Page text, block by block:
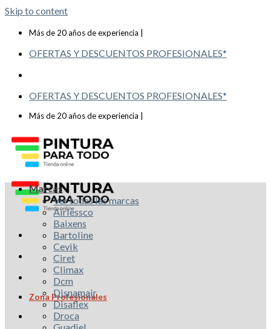
Skip to content
Más de 20 años de experiencia |
OFERTAS Y DESCUENTOS PROFESIONALES*
OFERTAS Y DESCUENTOS PROFESIONALES*
Más de 20 años de experiencia |
Zona Profesionales
Marcas
Ver todas las marcas
Airlessco
Baixens
Bartoline
Cevik
Ciret
Climax
Dcm
Disnamair
Disaflex
Droca